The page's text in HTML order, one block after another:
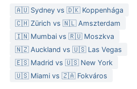
🇦🇺 Sydney vs 🇩🇰 Koppenhága
🇨🇭 Zürich vs 🇳🇱 Amszterdam
🇮🇳 Mumbai vs 🇷🇺 Moszkva
🇳🇿 Auckland vs 🇺🇸 Las Vegas
🇪🇸 Madrid vs 🇺🇸 New York
🇺🇸 Miami vs 🇿🇦 Fokváros